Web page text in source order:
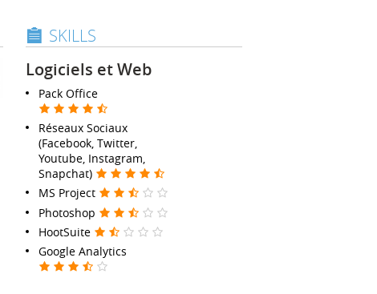
SKILLS
Logiciels et Web
Pack Office
Réseaux Sociaux
(Facebook, Twitter,
Youtube, Instagram,
Snapchat)
MS Project
Photoshop
HootSuite
Google Analytics